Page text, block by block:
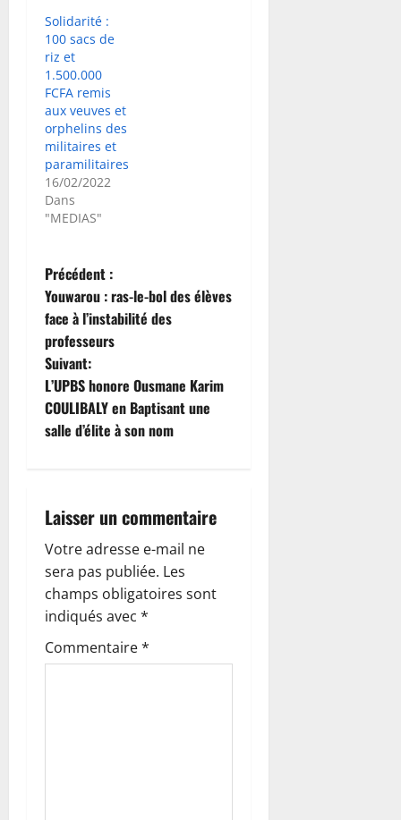
Solidarité :
100 sacs de
riz et
1.500.000
FCFA remis
aux veuves et
orphelins des
militaires et
paramilitaires
16/02/2022
Dans
"MEDIAS"
N
a
v
i
g
t
i
o
n
d
Précédent :
Youwarou : ras-le-bol des élèves
face à l’instabilité des
professeurs
Suivant:
L’UPBS honore Ousmane Karim
COULIBALY en Baptisant une
salle d’élite à son nom
Laisser un commentaire
Votre adresse e-mail ne
sera pas publiée. Les
champs obligatoires sont
indiqués avec *
Commentaire*